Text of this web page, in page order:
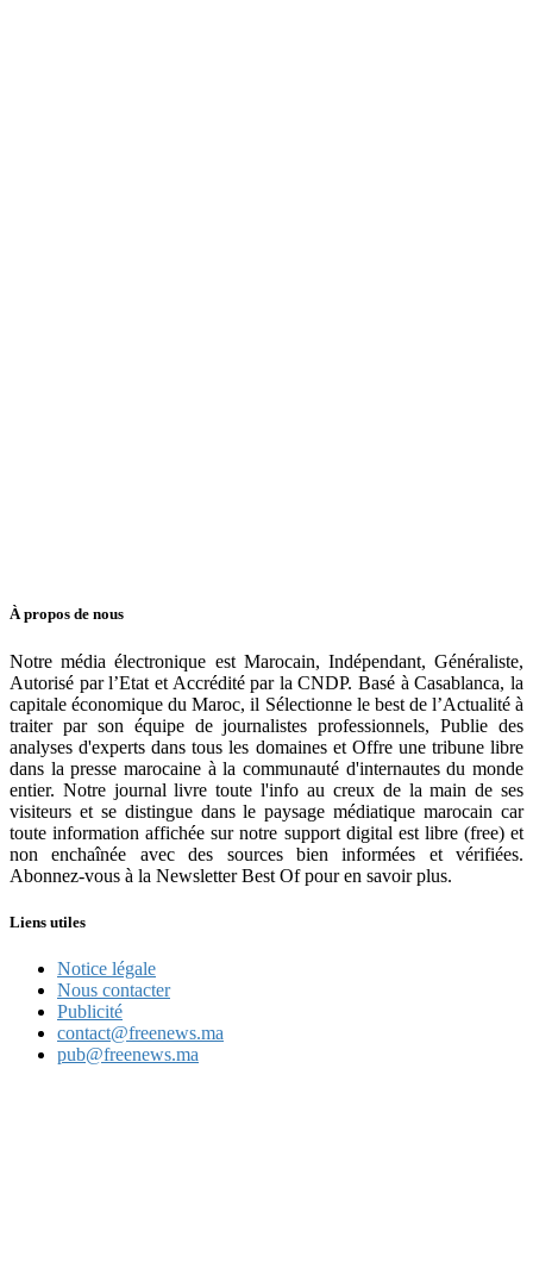
À propos de nous
Notre média électronique est Marocain, Indépendant, Généraliste,
Autorisé par l’Etat et Accrédité par la CNDP. Basé à Casablanca, la
capitale économique du Maroc, il Sélectionne le best de l’Actualité à
traiter par son équipe de journalistes professionnels, Publie des
analyses d'experts dans tous les domaines et Offre une tribune libre
dans la presse marocaine à la communauté d'internautes du monde
entier. Notre journal livre toute l'info au creux de la main de ses
visiteurs et se distingue dans le paysage médiatique marocain car
toute information affichée sur notre support digital est libre (free) et
non enchaînée avec des sources bien informées et vérifiées.
Abonnez-vous à la Newsletter Best Of pour en savoir plus.
Liens utiles
Notice légale
Nous contacter
Publicité
contact@freenews.ma
pub@freenews.ma